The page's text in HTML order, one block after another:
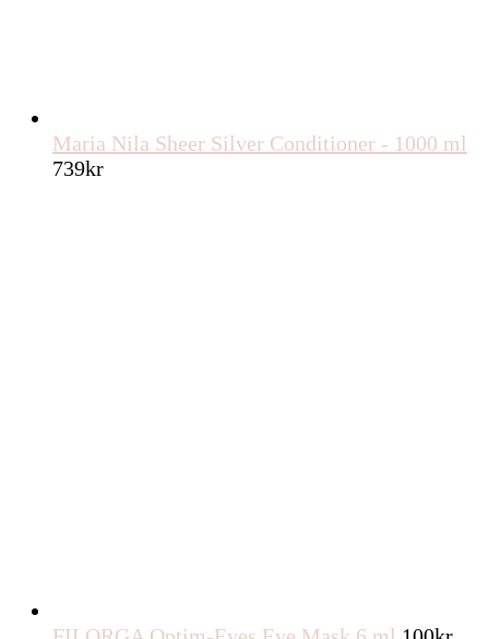
Maria Nila Sheer Silver Conditioner - 1000 ml
739kr